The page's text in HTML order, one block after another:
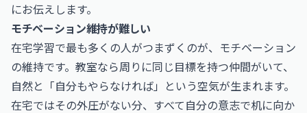
にお伝えします。
モチベーション維持が難しい
在宅学習で最も多くの人がつまずくのが、モチベーション
の維持です。教室なら周りに同じ目標を持つ仲間がいて、
自然と「自分もやらなければ」という空気が生まれます。
在宅ではその外圧がない分、すべて自分の意志で机に向か